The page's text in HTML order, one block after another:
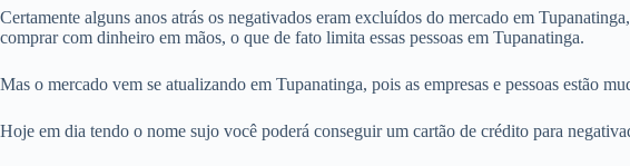
Certamente alguns anos atrás os negativados eram excluídos do mercado em
comprar com dinheiro em mãos, o que de fato limita essas pessoas em Tupanatinga.
Mas o mercado vem se atualizando em Tupanatinga, pois as empresas e pessoas estão
Hoje em dia tendo o nome sujo você poderá conseguir um cartão de crédito para